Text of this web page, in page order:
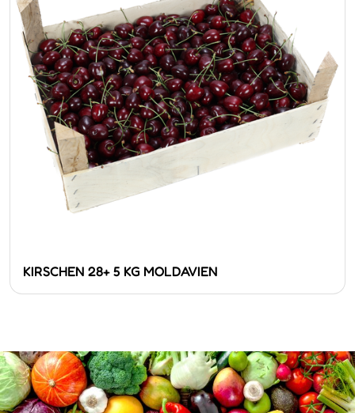
KIRSCHEN 28+ 5 KG MOLDAVIEN